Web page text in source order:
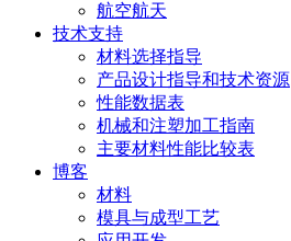
航空航天
技术支持
材料选择指导
产品设计指导和技术资源
性能数据表
机械和注塑加工指南
主要材料性能比较表
博客
材料
模具与成型工艺